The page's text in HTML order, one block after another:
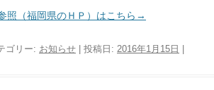
照（福岡県のＨＰ）はこちら→
ゴリー: お知らせ | 投稿日:2016年1月15日